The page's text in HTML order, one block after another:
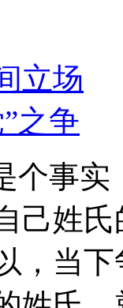
立场
之争
个事
己姓
，当